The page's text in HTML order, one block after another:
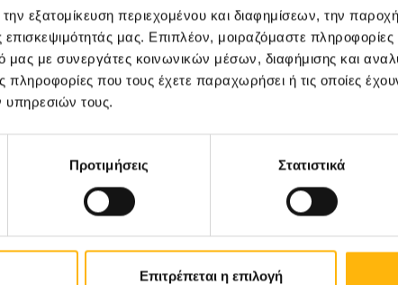
εξατομίκευση περιεχομένου και διαφημίσεων, την
μας. Επιπλέον, μοιραζόμαστε
μας με συνεργάτες κοινωνικών μέσων, διαφήμισης και
πληροφορίες που τους έχετε παραχωρήσει ή τις οποίες
τους.
Προτιμήσεις Στατιστικά
Επιτρέπεται η επιλογή